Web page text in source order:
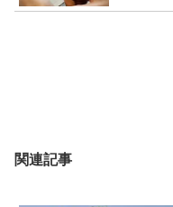
関連記事